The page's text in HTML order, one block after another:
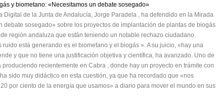
y biometano: «Necesitamos un debate sosegado»
Digital de la Junta de Andalucía, Jorge Paradela , ha defendido en la Mirada
debate sosegado» sobre los proyectos de implantación de plantas de biogás
región andaluza que están teniendo un notable rechazo ciudadano.
está generando es el biometano y el biogás ». A su juicio, «hay una
y que no tiene una justificación objetiva y científica, ha avanzado. Uno de
recientemente en Cabra , donde hay un proyecto en trámite con
sido muy didáctico en esta cuestión, ya que ha recordado que «nos
por ciento de la energía que usamos» a diario para mover el mundo en sus